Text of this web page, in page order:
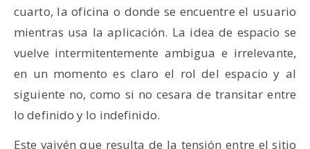
cuarto, la oficina o donde se encuentre el usuario
mientras usa la aplicación. La idea de espacio se
vuelve intermitentemente ambigua e irrelevante,
en un momento es claro el rol del espacio y al
siguiente no, como si no cesara de transitar entre
lo definido y lo indefinido.
Este vaivén que resulta de la tensión entre el sitio